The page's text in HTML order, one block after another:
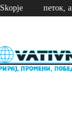
Skopje петок,